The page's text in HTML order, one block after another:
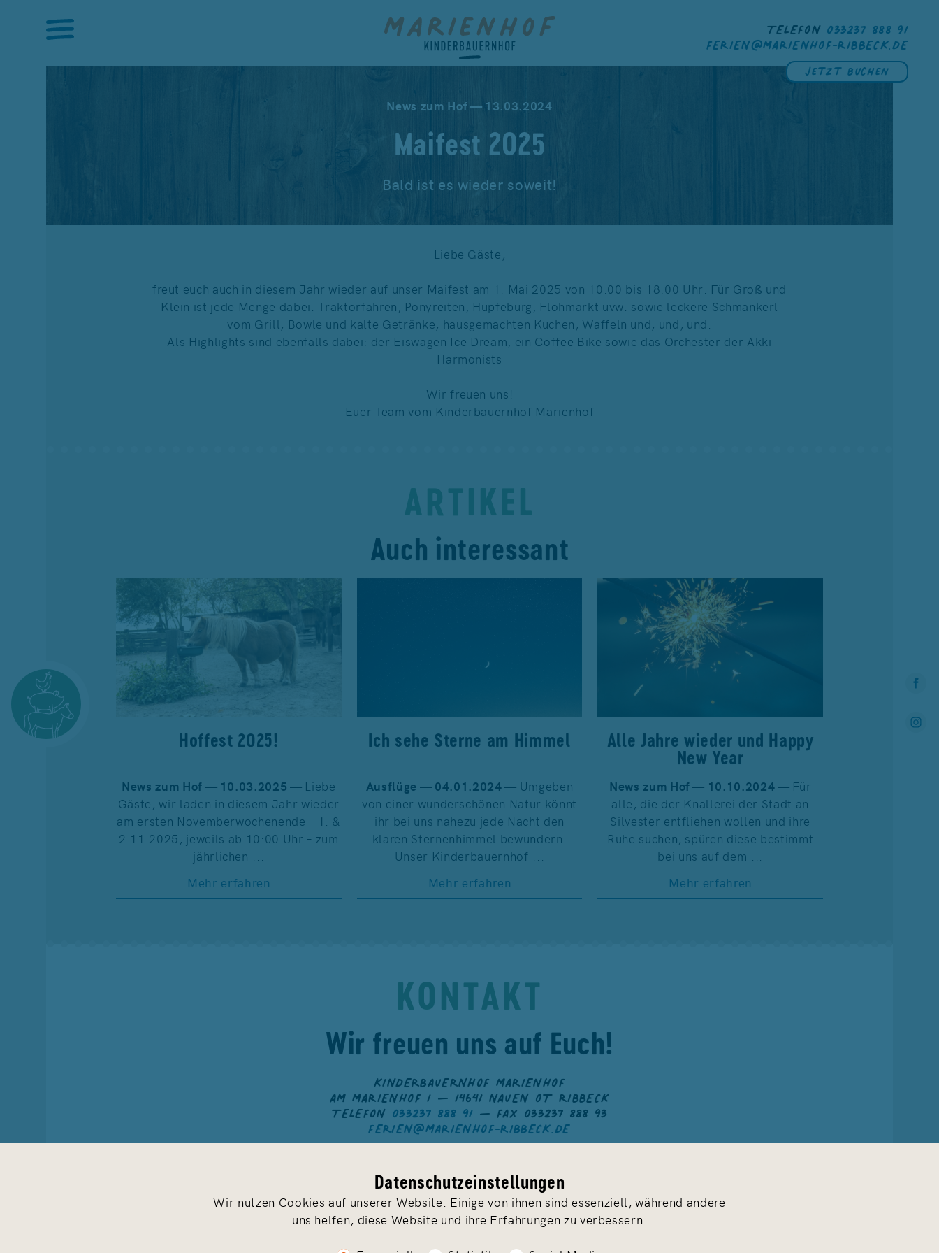
TELEFON 033237 888 91
FERIEN@MARIENHOF-RIBBECK.DE
Jetzt buchen
News zum Hof — 13.03.2024
Maifest 2025
Bald ist es wieder soweit!
Liebe Gäste,
freut euch auch in diesem Jahr wieder auf unser Maifest am 1. Mai 2025 von 10:00 bis 18:00 Uhr. Für Groß und
Klein ist jede Menge dabei. Traktorfahren, Ponyreiten, Hüpfeburg, Flohmarkt uvw. sowie leckere Schmankerl
vom Grill, Bowle und kalte Getränke, hausgemachten Kuchen, Waffeln und, und, und.
Als Highlights sind ebenfalls dabei: der Eiswagen Ice Dream, ein Coffee Bike sowie das Orchester der Akki
Harmonists
Wir freuen uns!
Euer Team vom Kinderbauernhof Marienhof
ARTIKEL
Auch interessant
Hoffest 2025!
News zum Hof — 10.03.2025 — Liebe
Gäste, wir laden in diesem Jahr wieder
am ersten Novemberwochenende – 1. &
2.11.2025, jeweils ab 10:00 Uhr – zum
jährlichen ...
Mehr erfahren
Ich sehe Sterne am Himmel
Ausflüge — 04.01.2024 — Umgeben
von einer wunderschönen Natur könnt
ihr bei uns nahezu jede Nacht den
klaren Sternenhimmel bewundern.
Unser Kinderbauernhof ...
Mehr erfahren
Alle Jahre wieder und Happy
New Year
News zum Hof — 10.10.2024 — Für
alle, die der Knallerei der Stadt an
Silvester entfliehen wollen und ihre
Ruhe suchen, spüren diese bestimmt
bei uns auf dem ...
Mehr erfahren
KONTAKT
Wir freuen uns auf Euch!
KINDERBAUERNHOF MARIENHOF
AM MARIENHOF 1 — 14641 NAUEN OT RIBBECK
TELEFON033237 888 91— FAX 033237 888 93
FERIEN@MARIENHOF-RIBBECK.DE
Datenschutzeinstellungen
Wir nutzen Cookies auf unserer Website. Einige von ihnen sind essenziell, während andere
uns helfen, diese Website und ihre Erfahrungen zu verbessern.